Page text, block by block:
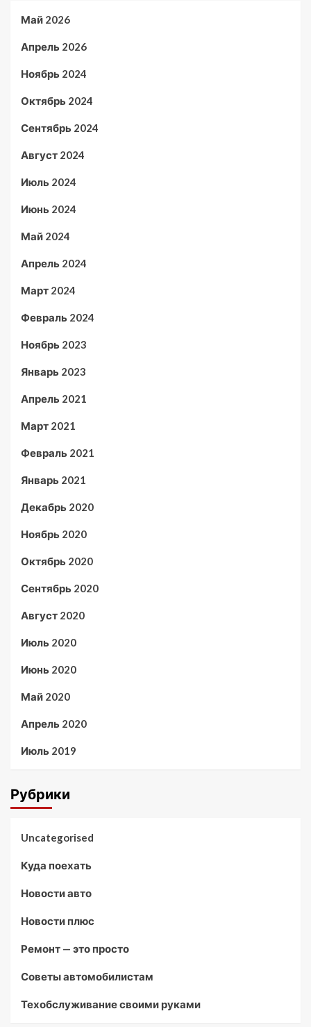
Май 2026
Апрель 2026
Ноябрь 2024
Октябрь 2024
Сентябрь 2024
Август 2024
Июль 2024
Июнь 2024
Май 2024
Апрель 2024
Март 2024
Февраль 2024
Ноябрь 2023
Январь 2023
Апрель 2021
Март 2021
Февраль 2021
Январь 2021
Декабрь 2020
Ноябрь 2020
Октябрь 2020
Сентябрь 2020
Август 2020
Июль 2020
Июнь 2020
Май 2020
Апрель 2020
Июль 2019
Рубрики
Uncategorised
Куда поехать
Новости авто
Новости плюс
Ремонт — это просто
Советы автомобилистам
Техобслуживание своими руками